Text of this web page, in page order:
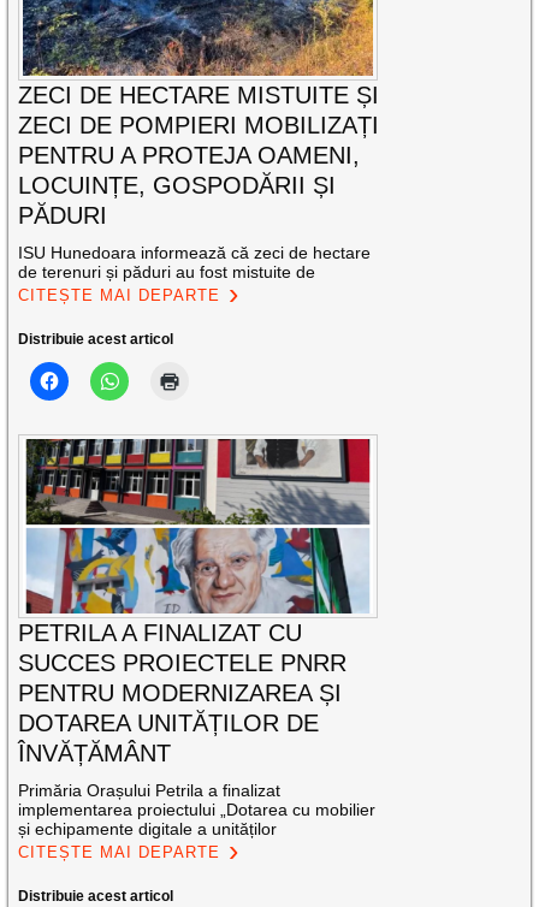
ZECI DE HECTARE MISTUITE ȘI
ZECI DE POMPIERI MOBILIZAȚI
PENTRU A PROTEJA OAMENI,
LOCUINȚE, GOSPODĂRII ȘI
PĂDURI
ISU Hunedoara informează că zeci de hectare
de terenuri și păduri au fost mistuite de
CITEȘTE MAI DEPARTE
Distribuie acest articol
PETRILA A FINALIZAT CU
SUCCES PROIECTELE PNRR
PENTRU MODERNIZAREA ȘI
DOTAREA UNITĂȚILOR DE
ÎNVĂȚĂMÂNT
Primăria Orașului Petrila a finalizat
implementarea proiectului „Dotarea cu mobilier
și echipamente digitale a unităților
CITEȘTE MAI DEPARTE
Distribuie acest articol